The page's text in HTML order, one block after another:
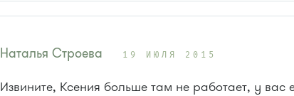
Наталья Строева 19 ИЮЛЯ 2015
Извините, Ксения больше там не работает, у вас